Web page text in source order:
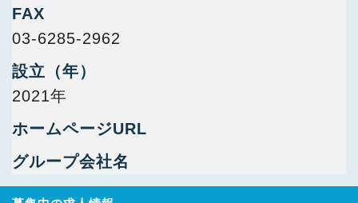
FAX
03-6285-2962
設立（年）
2021年
ホームページURL
グループ会社名